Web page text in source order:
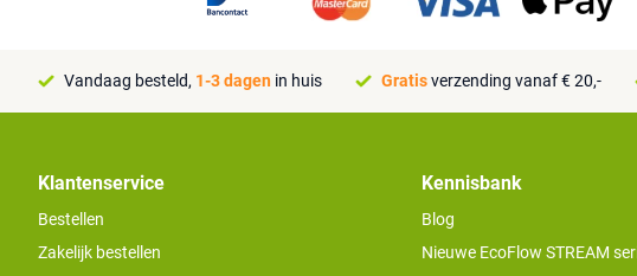
Vandaag besteld, 1-3 dagen in huis Gratisverzending vanaf € 20,-
Klantenservice
Bestellen
Zakelijk bestellen
Kennisbank
Blog
Nieuwe EcoFlow STREAM